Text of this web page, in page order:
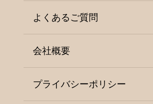
よくあるご質問
会社概要
プライバシーポリシー